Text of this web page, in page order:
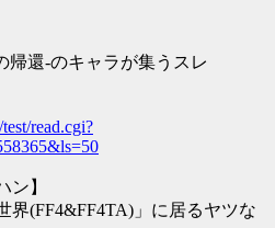
帰還-のキャラが集うスレ
read.cgi?
ン】
界(FF4&FF4TA)」に居るヤツな